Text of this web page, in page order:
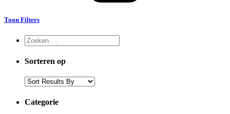
Toon Filters
Sorteren op
Categorie